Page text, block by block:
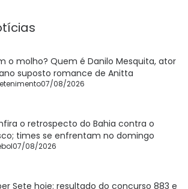
o molho? Quem é Danilo Mesquita, ator
suposto romance de Anitta
07/08/2026
o retrospecto do Bahia contra o
times se enfrentam no domingo
07/08/2026
Sete hoje: resultado do concurso 883 e